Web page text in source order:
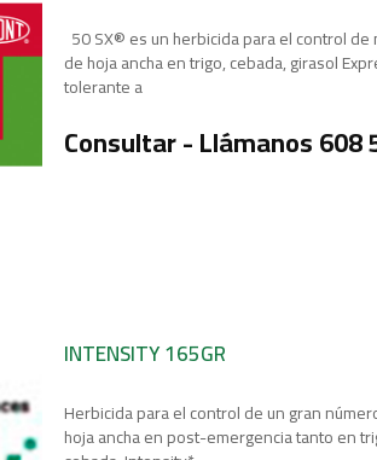
50 SX® es un herbicida para el control de
de hoja ancha en trigo, cebada, girasol
tolerante a
Consultar - Llámanos 608
INTENSITY 165GR
Herbicida para el control de un gran
hoja ancha en post-emergencia tanto en